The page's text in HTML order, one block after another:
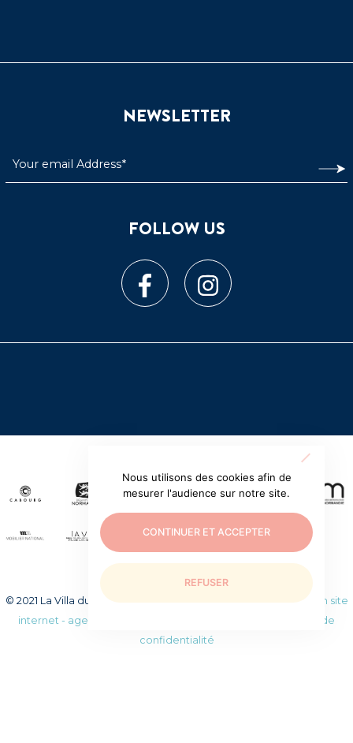
NEWSLETTER
FOLLOW US
© 2021 La Villa du temps retrouvé. Tous droits réservés.Création site
internet - agence web WEEZY
Politique de
confidentialité
Nous utilisons des cookies afin de
mesurer l'audience sur notre site.
CONTINUER ET ACCEPTER
REFUSER